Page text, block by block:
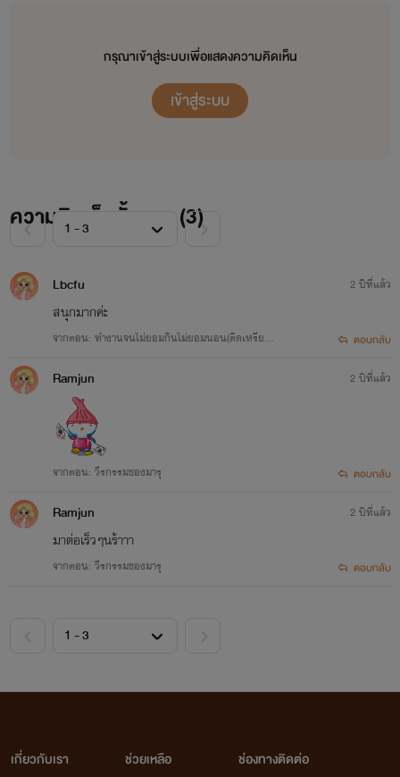
ไรท์ยังถือว่าเป็นนักเขียนมือใหม่ที่ยังแต่งไม่ค่อยเก่ง นิยายเรื่องแรกๆ ที่อัพลงไปก็อาจจะมีผิดพลาดอยู่
มาก
ยังไงไรท์ข้าจ้าวก็ขอฝากนามปากกาทุกนามด้วยนะคะ
Facebook : ไรท์ ข้าจ้าว
กรุณาเข้าสู่ระบบเพื่อแสดงความคิดเห็น
เข้าสู่ระบบ
ความคิดเห็นทั้งหมด (3)
Lbcfu
สนุกมากค่ะ
จากตอน: ทำงานจนไม่ยอมกินไม่ยอมนอน(ติดเหรียญ
2 ปีที่แล้ว
ตอบกลับ
Ramjun
จากตอน: วีรกรรมของมารุ
2 ปีที่แล้ว
ตอบกลับ
Ramjun
มาต่อเร็วๆนร้าาา
จากตอน: วีรกรรมของมารุ
2 ปีที่แล้ว
ตอบกลับ
เกี่ยวกับเรา
ช่วยเหลือ
ช่องทางติดต่อ